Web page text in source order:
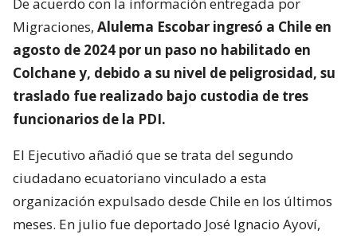
Migraciones, Alulema Escobar ingresó a Chile en
agosto de 2024 por un paso no habilitado en
Colchane y, debido a su nivel de peligrosidad, su
traslado fue realizado bajo custodia de tres
funcionarios de la PDI.
El Ejecutivo añadió que se trata del segundo
ciudadano ecuatoriano vinculado a esta
organización expulsado desde Chile en los últimos
meses. En julio fue deportado José Ignacio Ayoví,